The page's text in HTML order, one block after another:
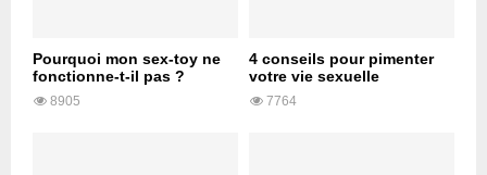
Pourquoi mon sex-toy ne
fonctionne-t-il pas ?
8905
4 conseils pour pimenter
votre vie sexuelle
7764